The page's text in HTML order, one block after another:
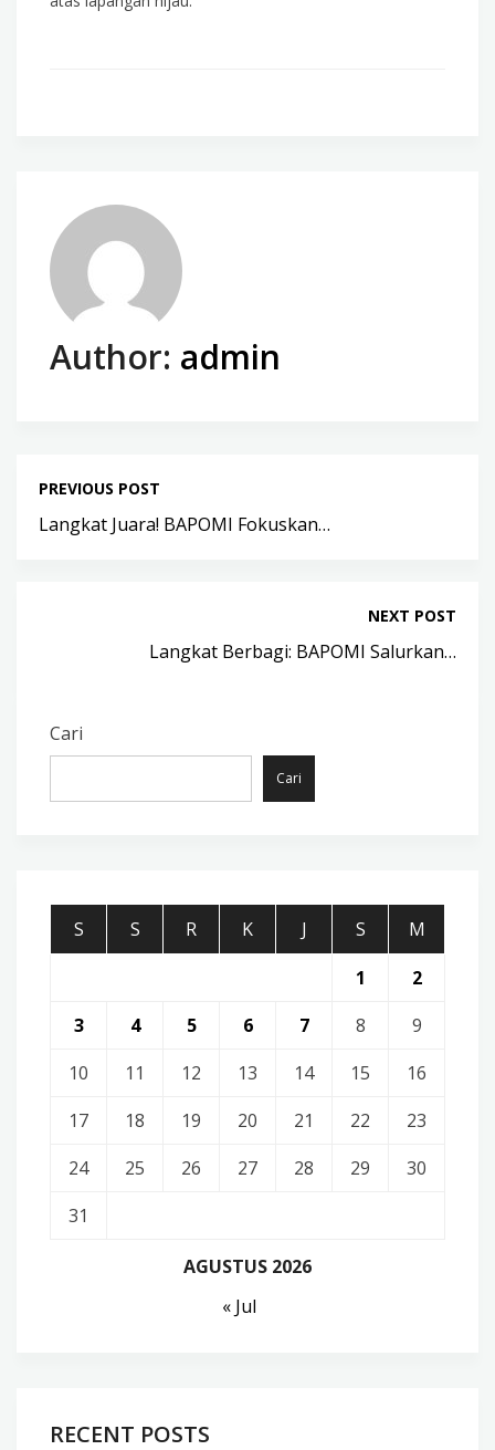
Author: admin
PREVIOUS POST
Langkat Juara! BAPOMI Fokuskan…
NEXT POST
Langkat Berbagi: BAPOMI Salurkan…
Cari
Cari
AGUSTUS 2026
S S R K J S
M
1
2
3
4 5 6 7 8
9
10
11 12 13 14 15
16
17
18 19 20 21 22
23
24
25 26 27 28 29
30
31
« Jul
RECENT POSTS